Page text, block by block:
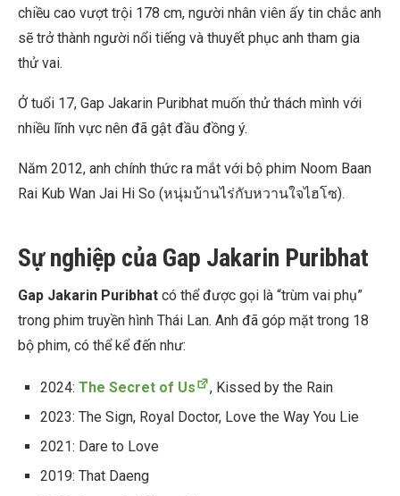
chiều cao vượt trội 178 cm, người nhân viên ấy tin chắc anh
sẽ trở thành người nổi tiếng và thuyết phục anh tham gia
thử vai.
Ở tuổi 17, Gap Jakarin Puribhat muốn thử thách mình với
nhiều lĩnh vực nên đã gật đầu đồng ý.
Năm 2012, anh chính thức ra mắt với bộ phim Noom Baan
Rai Kub Wan Jai Hi So (หนุ่มบ้านไร่กับหวานใจไฮโซ).
Sự nghiệp của Gap Jakarin Puribhat
Gap Jakarin Puribhat có thể được gọi là “trùm vai phụ”
trong phim truyền hình Thái Lan. Anh đã góp mặt trong 18
bộ phim, có thể kể đến như:
2024: The Secret of Us
, Kissed by the Rain
2023: The Sign, Royal Doctor, Love the Way You Lie
2021: Dare to Love
2019: That Daeng